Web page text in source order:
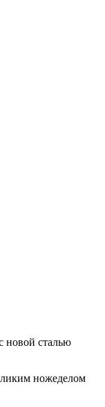
новой сталью
ножеделом